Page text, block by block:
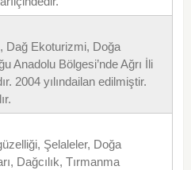
Dağ Ekoturizmi, Doğa
Anadolu Bölgesi’nde Ağrı İli
2004 yılındailan edilmiştir.
Şelaleler, Doğa
Dağcılık, Tırmanma